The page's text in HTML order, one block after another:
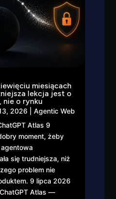
miesiącach
lekcja jest o
nie o rynku
2026
Agentic Web
Atlas 9
moment, żeby
się trudniejsza, niż
problem nie
9 lipca 2026
ChatGPT Atlas —